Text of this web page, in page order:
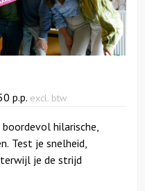
p.p. excl. btw
hilarische,
Test je snelheid,
je de strijd